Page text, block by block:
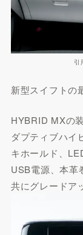
引
新型スイフトの
HYBRID MXの
ダプティブハイ
キホールド、
USB電源、本革
共にグレードア